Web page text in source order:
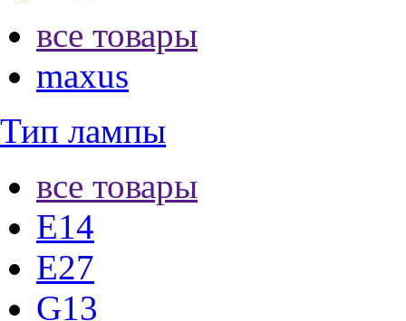
все товары
maxus
Тип лампы
все товары
E14
E27
G13